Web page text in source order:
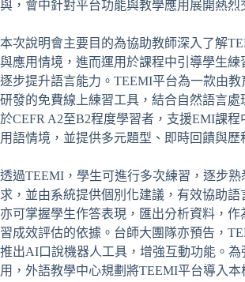
與，會中針對平台功能與教學應用展開熱烈
本次說明會主要目的為協助教師深入了解
與應用情境，進而運用於課程中引導學生練
逐步提升語言能力。TEEMI平台為一款由教
研發的免費線上練習工具，結合自然語言處
於CEFR A2至B2程度學習者，支援EMI課
用語情境，並提供多元題型、即時回饋與歷
透過TEEMI，學生可進行多次練習，逐步
求，並由系統提供個別化建議，有效協助
亦可掌握學生作答表現，匯出分析資料，
習成效評估的依據。台師大團隊亦預告，
推出AI口說機器人工具，增強互動功能。
用，外語教學中心規劃將TEEMI平台導入本